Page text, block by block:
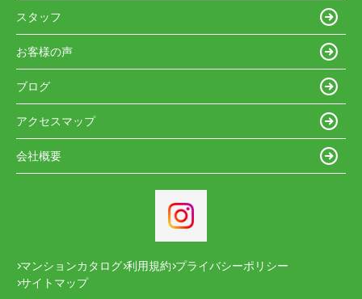
スタッフ
お客様の声
ブログ
アクセスマップ
会社概要
マンションカタログ 利用規約 プライバシーポリシー
サイトマップ